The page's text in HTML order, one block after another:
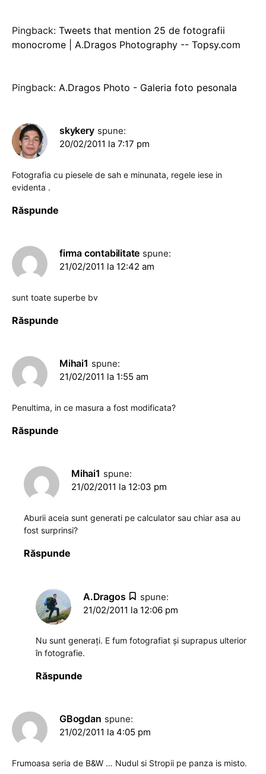
Pingback: Tweets that mention 25 de fotografii
monocrome | A.Dragos Photography -- Topsy.com
Pingback: A.Dragos Photo - Galeria foto pesonala
skykery spune:
20/02/2011 la 7:17 pm
Fotografia cu piesele de sah e minunata, regele iese in
evidenta .
Răspunde
firma contabilitate spune:
21/02/2011 la 12:42 am
sunt toate superbe bv
Răspunde
Mihai1 spune:
21/02/2011 la 1:55 am
Penultima, in ce masura a fost modificata?
Răspunde
Mihai1 spune:
21/02/2011 la 12:03 pm
Aburii aceia sunt generati pe calculator sau chiar asa au
fost surprinsi?
Răspunde
A.Dragos
spune:
21/02/2011 la 12:06 pm
Nu sunt generaţi. E fum fotografiat şi suprapus ulterior
în fotografie.
Răspunde
GBogdan spune:
21/02/2011 la 4:05 pm
Frumoasa seria de B&W … Nudul si Stropii pe panza is misto.